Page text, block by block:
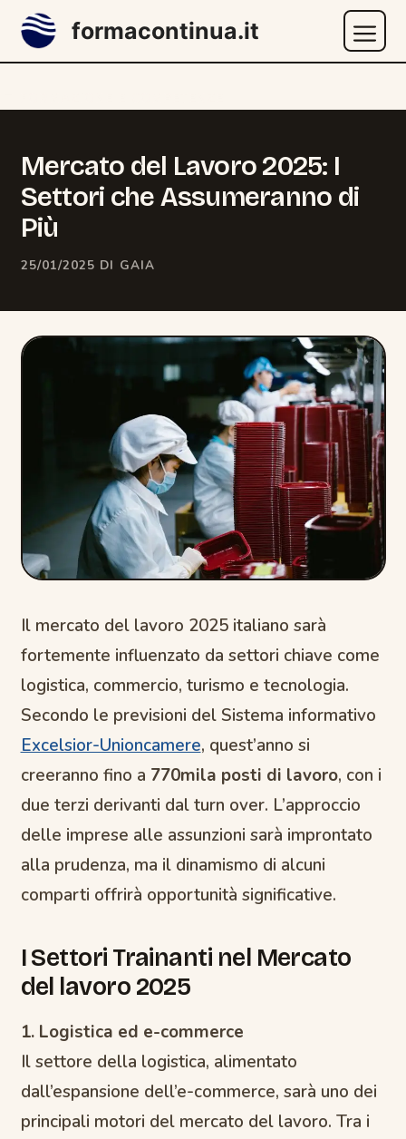
formacontinua.it
Menu
Mercato del Lavoro 2025: I
Settori che Assumeranno di
Più
25/01/2025 DI GAIA
Il mercato del lavoro 2025 italiano sarà
fortemente influenzato da settori chiave come
logistica, commercio, turismo e tecnologia.
Secondo le previsioni del Sistema informativo
Excelsior-Unioncamere, quest’anno si
creeranno fino a 770mila posti di lavoro, con i
due terzi derivanti dal turn over. L’approccio
delle imprese alle assunzioni sarà improntato
alla prudenza, ma il dinamismo di alcuni
comparti offrirà opportunità significative.
I Settori Trainanti nel Mercato
del lavoro 2025
1. Logistica ed e-commerce
Il settore della logistica, alimentato
dall’espansione dell’e-commerce, sarà uno dei
principali motori del mercato del lavoro. Tra i